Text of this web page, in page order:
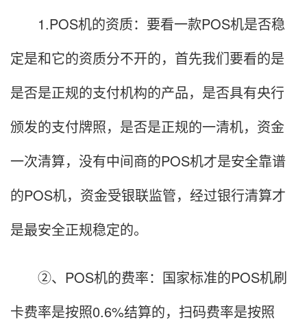
1.POS机的资质：要看一款POS机是否稳
定是和它的资质分不开的，首先我们要看的是
是否是正规的支付机构的产品，是否具有央行
颁发的支付牌照，是否是正规的一清机，资金
一次清算，没有中间商的POS机才是安全靠谱
的POS机，资金受银联监管，经过银行清算才
是最安全正规稳定的。
②、POS机的费率：国家标准的POS机刷
卡费率是按照0.6%结算的，扫码费率是按照